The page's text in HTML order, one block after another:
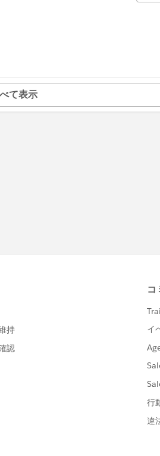
て表示